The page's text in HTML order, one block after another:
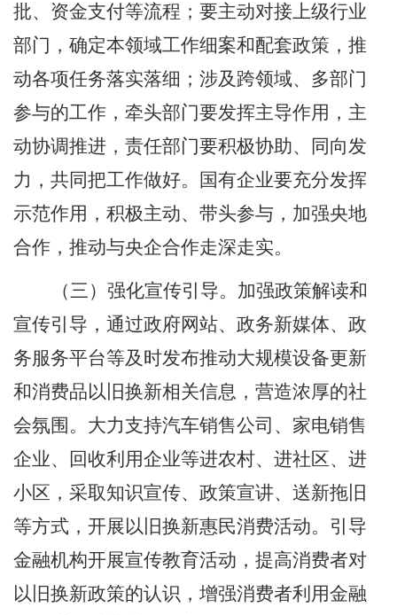
批、资金支付等流程；要主动对接上级行业
部门，确定本领域工作细案和配套政策，推
动各项任务落实落细；涉及跨领域、多部门
参与的工作，牵头部门要发挥主导作用，主
动协调推进，责任部门要积极协助、同向发
力，共同把工作做好。国有企业要充分发挥
示范作用，积极主动、带头参与，加强央地
合作，推动与央企合作走深走实。
（三）强化宣传引导。 加强政策解读和
宣传引导，通过政府网站、政务新媒体、政
务服务平台等及时发布推动大规模设备更新
和消费品以旧换新相关信息，营造浓厚的社
会氛围。大力支持汽车销售公司、家电销售
企业、回收利用企业等进农村、进社区、进
小区，采取知识宣传、政策宣讲、送新拖旧
等方式，开展以旧换新惠民消费活动。引导
金融机构开展宣传教育活动，提高消费者对
以旧换新政策的认识，增强消费者利用金融